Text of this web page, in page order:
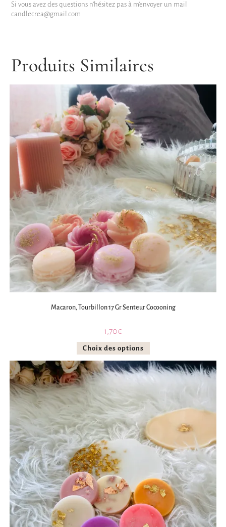
Si vous avez des questions n’hésitez pas à m’envoyer un mail
candlecrea@gmail.com
Produits Similaires
Macaron, Tourbillon 17 Gr Senteur Cocooning
1,70€
Choix des options